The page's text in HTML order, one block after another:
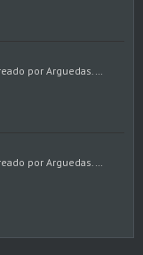
por Arguedas.…
por Arguedas.…